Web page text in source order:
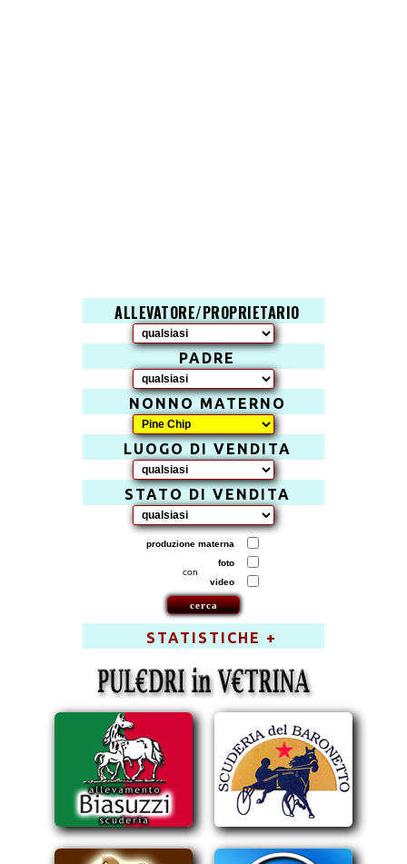
ALLEVATORE/PROPRIETARIO
PADRE
NONNO MATERNO
LUOGO DI VENDITA
STATO DI VENDITA
produzione materna
con
foto
video
STATISTICHE +